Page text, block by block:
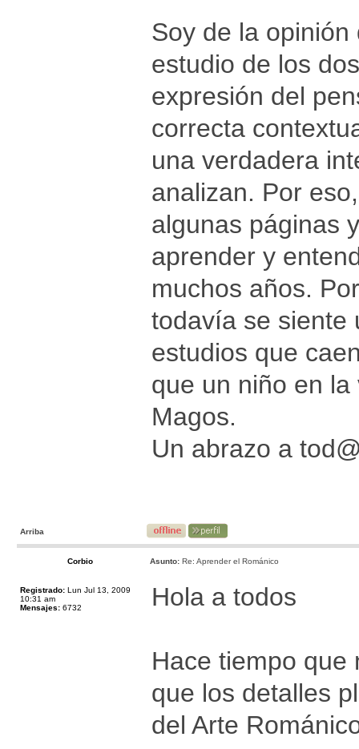
Soy de la
estudio de los
expresión del
correcta
una verdadera
analizan. Por
algunas páginas
aprender y
muchos años.
todavía se siente
estudios que
que un niño en
Magos.
Un abrazo a
Arriba
Corbio Asunto: Re: Aprender el Románico
Registrado: Lun Jul 13, 2009
10:31 am
Mensajes: 6732 Hola a todos
Hace tiempo que
que los detalles
del Arte